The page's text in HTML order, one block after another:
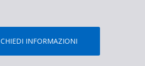
CHIEDI INFORMAZIONI